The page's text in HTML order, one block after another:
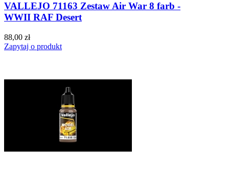
VALLEJO 71163 Zestaw Air War 8 farb -
WWII RAF Desert
88,00 zł
Zapytaj o produkt